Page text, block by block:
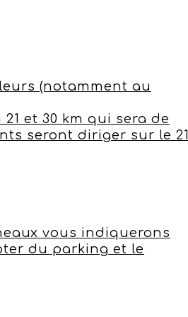
(notamment au
et 30 km qui sera de
seront diriger sur le 21
vous indiquerons
du parking et le